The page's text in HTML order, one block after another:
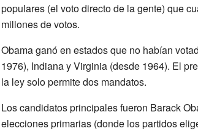
populares (el voto directo de la gente) que
millones de votos.
Obama ganó en estados que no habían
1976), Indiana y Virginia (desde 1964). El
la ley solo permite dos mandatos.
Los candidatos principales fueron Barack
elecciones primarias (donde los partidos